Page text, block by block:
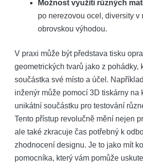
Možnost využití různých
po nerezovou ocel, diversity v
obrovskou výhodou.
V praxi může být představa tisku
geometrických tvarů jako z pohádky,
součástka své místo a účel.
inženýr může pomocí 3D tiskárny na
unikátní součástku pro testování
Tento přístup revolučně mění nejen
ale také zkracuje čas potřebný k
zhodnocení designu. Je to jako mít
pomocníka, který vám pomůže